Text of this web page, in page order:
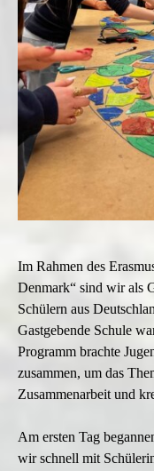
Im Rahmen des
Denmark“ sind wir als
Schülern aus
Gastgebende Schule
Programm brachte
zusammen, um das
Zusammenarbeit und
Am ersten Tag
wir schnell mit